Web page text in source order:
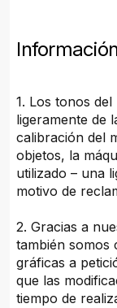
1. Los tonos
ligeramente de
calibración del
objetos, la
utilizado – una
motivo de
2. Gracias a
también somos
gráficas a
que las
tiempo de